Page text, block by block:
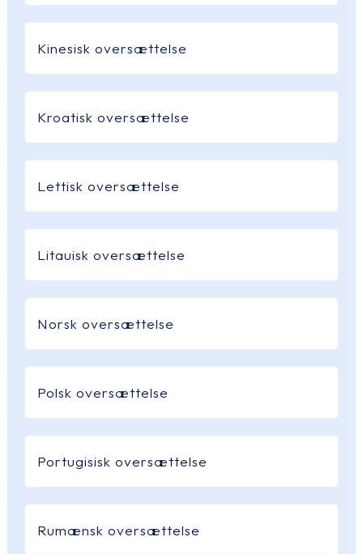
Kinesisk oversættelse
Kroatisk oversættelse
Lettisk oversættelse
Litauisk oversættelse
Norsk oversættelse
Polsk oversættelse
Portugisisk oversættelse
Rumænsk oversættelse